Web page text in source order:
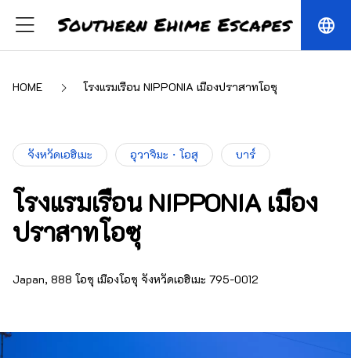
language
HOME โรงแรมเรือน NIPPONIA เมืองปราสาทโอซุ
จังหวัดเอฮิเมะ อุวาจิมะ・โอสุ บาร์
โรงแรมเรือน NIPPONIA เมือง
ปราสาทโอซุ
Japan, 888 โอซุ เมืองโอซุ จังหวัดเอฮิเมะ 795-0012